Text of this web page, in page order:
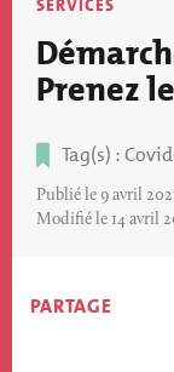
actu
SERVICES
Prenez
Tag(s) Tags
Publié le 9 avril
Modifié le 14 avril
PARTAGE